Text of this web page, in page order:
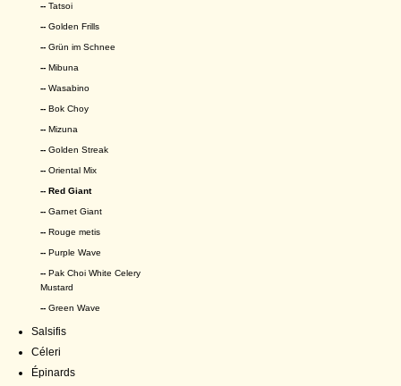
-- Tatsoi
-- Golden Frills
-- Grün im Schnee
-- Mibuna
-- Wasabino
-- Bok Choy
-- Mizuna
-- Golden Streak
-- Oriental Mix
-- Red Giant
-- Garnet Giant
-- Rouge metis
-- Purple Wave
-- Pak Choi White Celery
Mustard
-- Green Wave
Salsifis
Céleri
Épinards